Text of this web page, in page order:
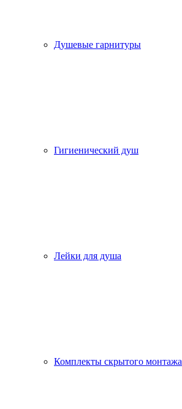
Душевые гарнитуры
Гигиенический душ
Лейки для душа
Комплекты скрытого монтажа